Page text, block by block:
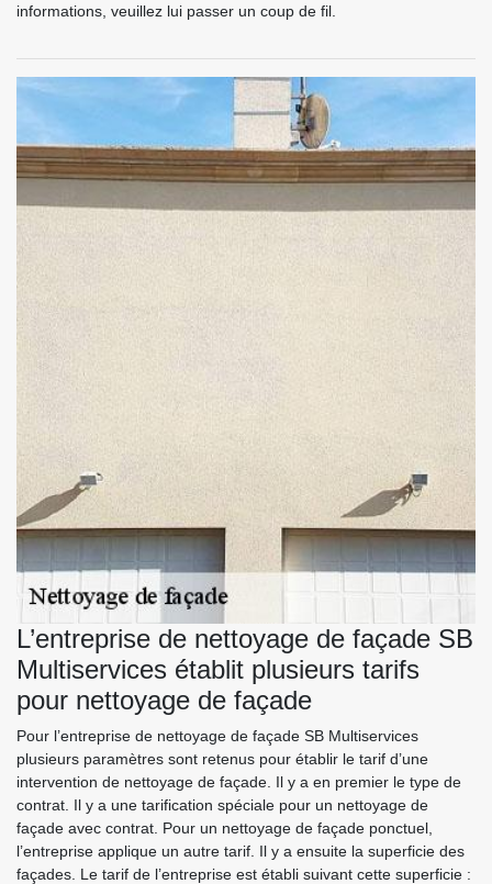
informations, veuillez lui passer un coup de fil.
L’entreprise de nettoyage de façade SB
Multiservices établit plusieurs tarifs
pour nettoyage de façade
Pour l’entreprise de nettoyage de façade SB Multiservices
plusieurs paramètres sont retenus pour établir le tarif d’une
intervention de nettoyage de façade. Il y a en premier le type de
contrat. Il y a une tarification spéciale pour un nettoyage de
façade avec contrat. Pour un nettoyage de façade ponctuel,
l’entreprise applique un autre tarif. Il y a ensuite la superficie des
façades. Le tarif de l’entreprise est établi suivant cette superficie :